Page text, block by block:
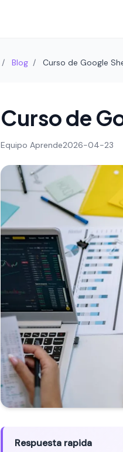
/ Blog / Curso de Google
Curso de
Equipo Aprende2026-04-23
Respuesta rapida